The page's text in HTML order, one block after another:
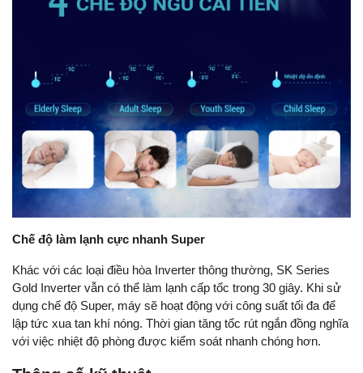
Chế độ làm lạnh cực nhanh Super
Khác với các loại điều hòa Inverter thông thường, SK Series
Gold Inverter vẫn có thể làm lạnh cấp tốc trong 30 giây. Khi sử
dụng chế độ Super, máy sẽ hoạt động với công suất tối đa để
lập tức xua tan khí nóng. Thời gian tăng tốc rút ngắn đồng nghĩa
với việc nhiệt độ phòng được kiểm soát nhanh chóng hơn.